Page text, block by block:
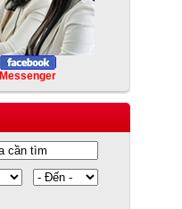
Messenger